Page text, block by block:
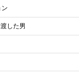
した男